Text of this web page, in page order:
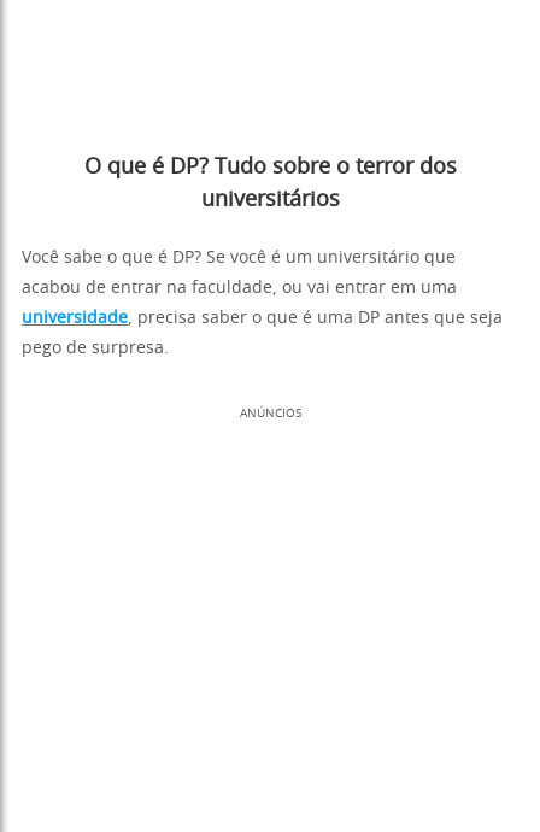
O que é DP? Tudo sobre o terror dos
universitários
Você sabe o que é DP? Se você é um universitário que
acabou de entrar na faculdade, ou vai entrar em uma
universidade, precisa saber o que é uma DP antes que seja
pego de surpresa.
ANÚNCIOS